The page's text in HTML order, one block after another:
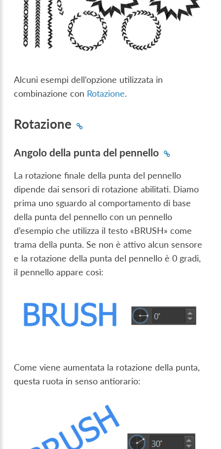
Alcuni esempi dell’opzione utilizzata in
combinazione con Rotazione.
Rotazione
Angolo della punta del pennello
La rotazione finale della punta del pennello
dipende dai sensori di rotazione abilitati. Diamo
prima uno sguardo al comportamento di base
della punta del pennello con un pennello
d’esempio che utilizza il testo «BRUSH» come
trama della punta. Se non è attivo alcun sensore
e la rotazione della punta del pennello è 0 gradi,
il pennello appare così:
Come viene aumentata la rotazione della punta,
questa ruota in senso antiorario: